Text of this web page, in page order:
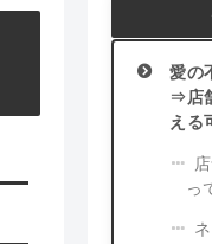
愛の
⇒店
える
っ